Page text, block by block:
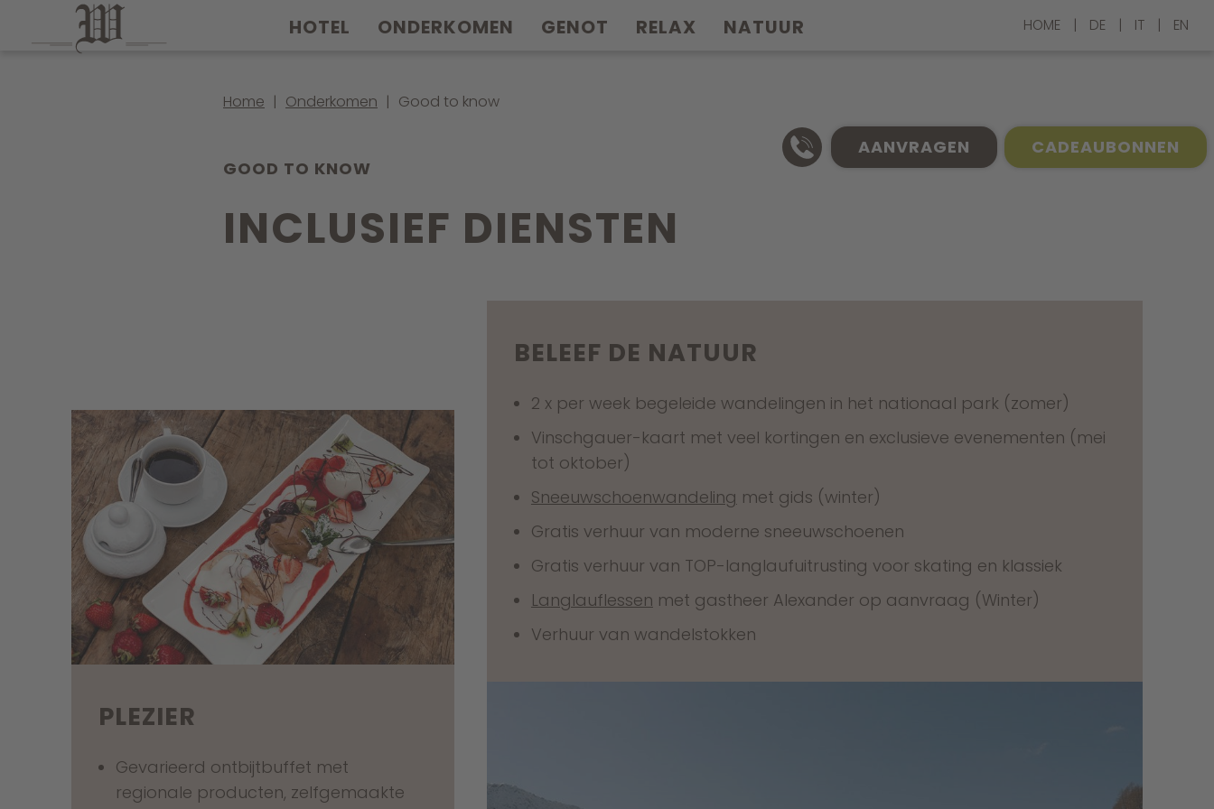
HOME | DE | IT | EN
HOTEL ONDERKOMEN GENOT RELAX NATUUR
AANVRAGEN CADEAUBONNEN
Home | Onderkomen | Good to know
GOOD TO KNOW
INCLUSIEF DIENSTEN
PLEZIER
Gevarieerd ontbijtbuffet met
regionale producten, zelfgemaakte
BELEEF DE NATUUR
2 x per week begeleide wandelingen in het nationaal park (zomer)
Vinschgauer-kaart met veel kortingen en exclusieve evenementen (mei
tot oktober)
Sneeuwschoenwandeling met gids (winter)
Gratis verhuur van moderne sneeuwschoenen
Gratis verhuur van TOP-langlaufuitrusting voor skating en klassiek
Langlauflessen met gastheer Alexander op aanvraag (Winter)
Verhuur van wandelstokken